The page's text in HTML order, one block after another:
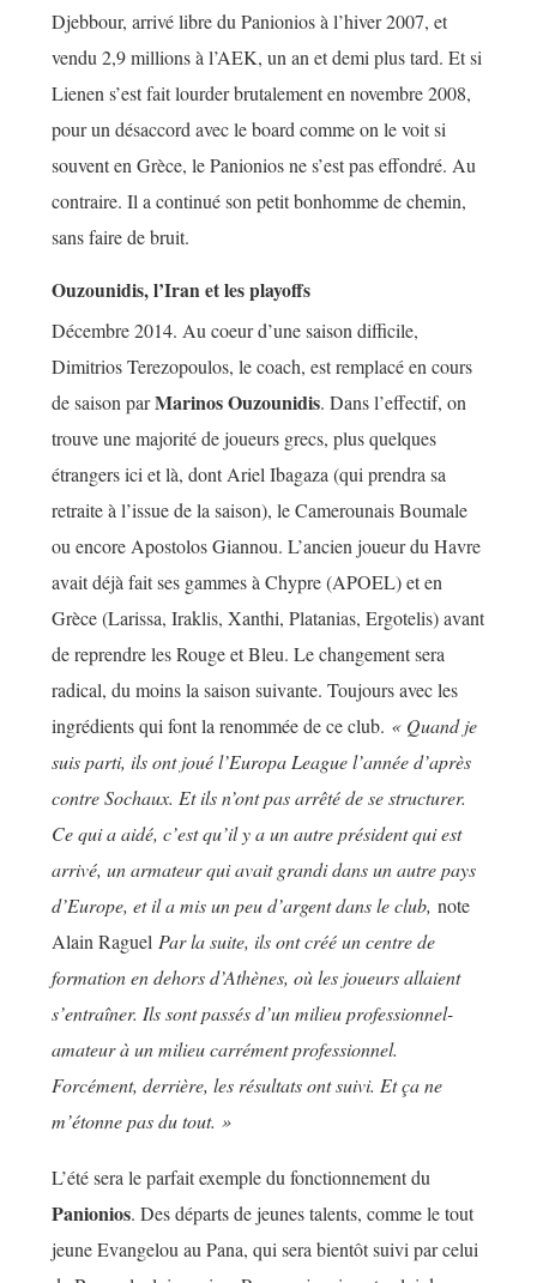
Djebbour, arrivé libre du Panionios à l’hiver 2007, et
vendu 2,9 millions à l’AEK, un an et demi plus tard. Et si
Lienen s’est fait lourder brutalement en novembre 2008,
pour un désaccord avec le board comme on le voit si
souvent en Grèce, le Panionios ne s’est pas effondré. Au
contraire. Il a continué son petit bonhomme de chemin,
sans faire de bruit.
Ouzounidis, l’Iran et les playoffs
Décembre 2014. Au coeur d’une saison difficile,
Dimitrios Terezopoulos, le coach, est remplacé en cours
de saison parMarinos Ouzounidis. Dans l’effectif, on
trouve une majorité de joueurs grecs, plus quelques
étrangers ici et là, dont Ariel Ibagaza (qui prendra sa
retraite à l’issue de la saison), le Camerounais Boumale
ou encore Apostolos Giannou. L’ancien joueur du Havre
avait déjà fait ses gammes à Chypre (APOEL) et en
Grèce (Larissa, Iraklis, Xanthi, Platanias, Ergotelis) avant
de reprendre les Rouge et Bleu. Le changement sera
radical, du moins la saison suivante. Toujours avec les
ingrédients qui font la renommée de ce club. « Quand je
suis parti, ils ont joué l’Europa League l’année d’après
contre Sochaux. Et ils n’ont pas arrêté de se structurer.
Ce qui a aidé, c’est qu’il y a un autre président qui est
arrivé, un armateur qui avait grandi dans un autre pays
d’Europe, et il a mis un peu d’argent dans le club, note
Alain Raguel Par la suite, ils ont créé un centre de
formation en dehors d’Athènes, où les joueurs allaient
s’entraîner. Ils sont passés d’un milieu professionnel-
amateur à un milieu carrément professionnel.
Forcément, derrière, les résultats ont suivi. Et ça ne
m’étonne pas du tout. »
L’été sera le parfait exemple du fonctionnement du
Panionios. Des départs de jeunes talents, comme le tout
jeune Evangelou au Pana, qui sera bientôt suivi par celui